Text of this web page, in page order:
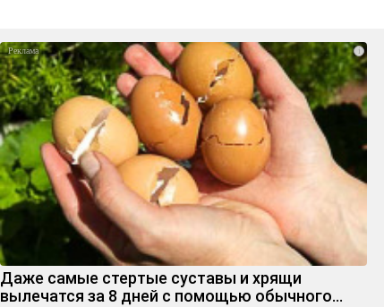
i
Даже самые стертые суставы и хрящи
вылечатся за 8 дней с помощью обычного…